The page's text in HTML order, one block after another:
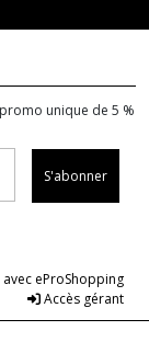
unique de 5 %
S'abonner
eProShopping
Accès gérant